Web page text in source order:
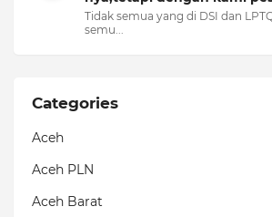
Tidak semua yang di DSI dan
semu...
Categories
Aceh
Aceh PLN
Aceh Barat